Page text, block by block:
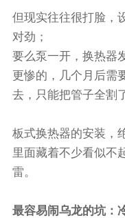
但现实往往很打脸，
对劲；
要么泵一开，换热器
更惨的，几个月后需
去，只能把管子全割
板式换热器的安装，
里面藏着不少看似不
雷。
最容易闹乌龙的坑：